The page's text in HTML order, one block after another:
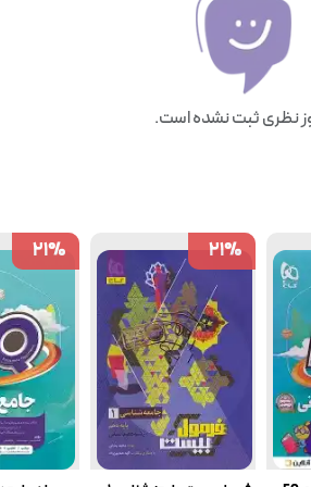
نظری ثبت نشده است.
21%
21%
21%
21%